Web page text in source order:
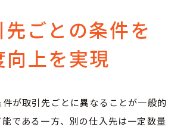
ごとの条件を
上を実現
が取引先ごとに異なることが一般的
である一方、別の仕入先は一定数量